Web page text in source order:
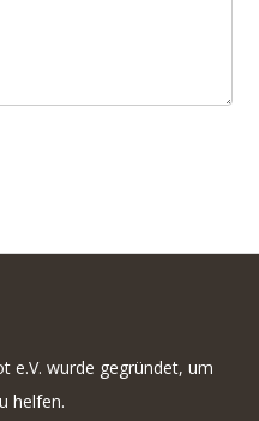
e.V. wurde gegründet, um
helfen.